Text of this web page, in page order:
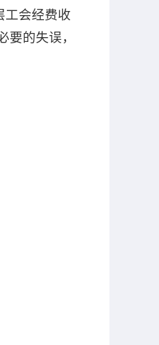
工会经费收
的失误，